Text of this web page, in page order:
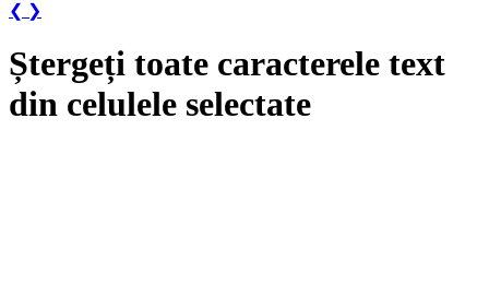
❮ ❯
Ștergeți toate caracterele text
din celulele selectate